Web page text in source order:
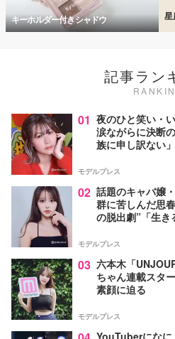
キーホルダー付きシャドウ 星
記事ラン
01 夜のひと笑い・
涙ながらに決断
族に申し訳ない
モデルプレス
02 話題のキャバ嬢
群に苦しんだ思
の脱出劇”「生き
モデルプレス
03 六本木「
ちゃん連載スタ
素顔に迫る
モデルプレス
YouTuberになに